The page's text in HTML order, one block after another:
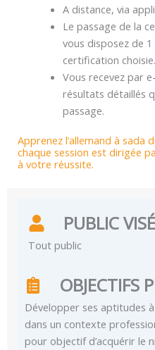
A distance, via
Le passage de la
vous disposez de
certification choisie.
Vous recevez par
résultats détaillés
passage.
Apprenez l’allemand à sada
chaque session est dirigée
à votre réussite.
PUBLIC VISÉ
Tout public
OBJECTIFS
Développer ses aptitudes
dans un contexte
pour objectif d’acquérir le